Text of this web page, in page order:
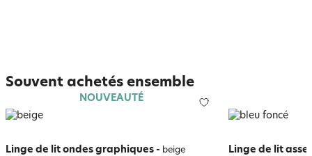
Souvent achetés ensemble
NOUVEAUTÉ
Linge de lit ondes graphiques - beige
Linge de lit